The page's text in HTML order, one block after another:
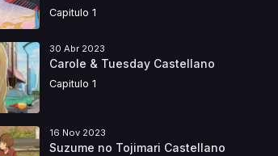
Capitulo 1
30 Abr 2023
Carole & Tuesday Castellano
Capitulo 1
16 Nov 2023
Suzume no Tojimari Castellano